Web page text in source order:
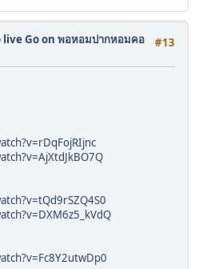
#13
Go on พอหอมปากหอมคอ